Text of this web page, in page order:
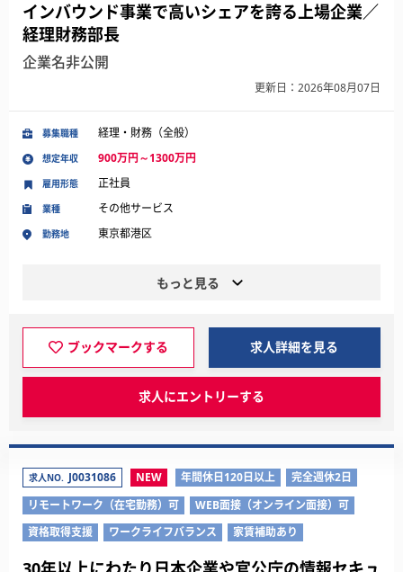
インバウンド事業で高いシェアを誇る上場企業／
経理財務部長
企業名非公開
更新日：2026年08月07日
募集職種 経理・財務（全般）
想定年収 900万円～1300万円
業種 その他サービス
勤務地 東京都港区
雇用形態 正社員
もっと見る
ブックマークする 求人詳細を見る
求人にエントリーする
求人NO. J0031086 NEW 年間休日120日以上
完全週休2日
リモートワーク（在宅勤務）可
WEB面接（オンライン面接）可
資格取得支援
ワークライフバランス 家賃補助あり